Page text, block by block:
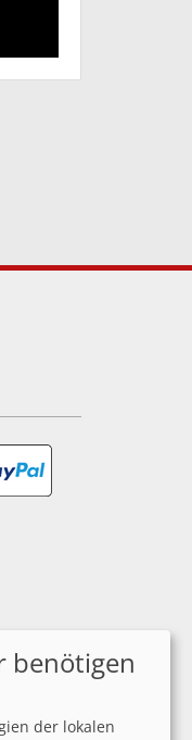
benötigen
der lokalen